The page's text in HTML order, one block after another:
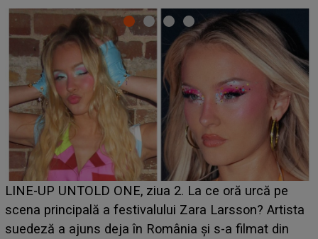
Ce a dezvăluit noua concurentă din "Casa Iubirii" l-a
luat prin surprindere pe Emanuel. CINE ESTE
BĂIATUL VIZAT de Alexandra?! Aflându-se în fața